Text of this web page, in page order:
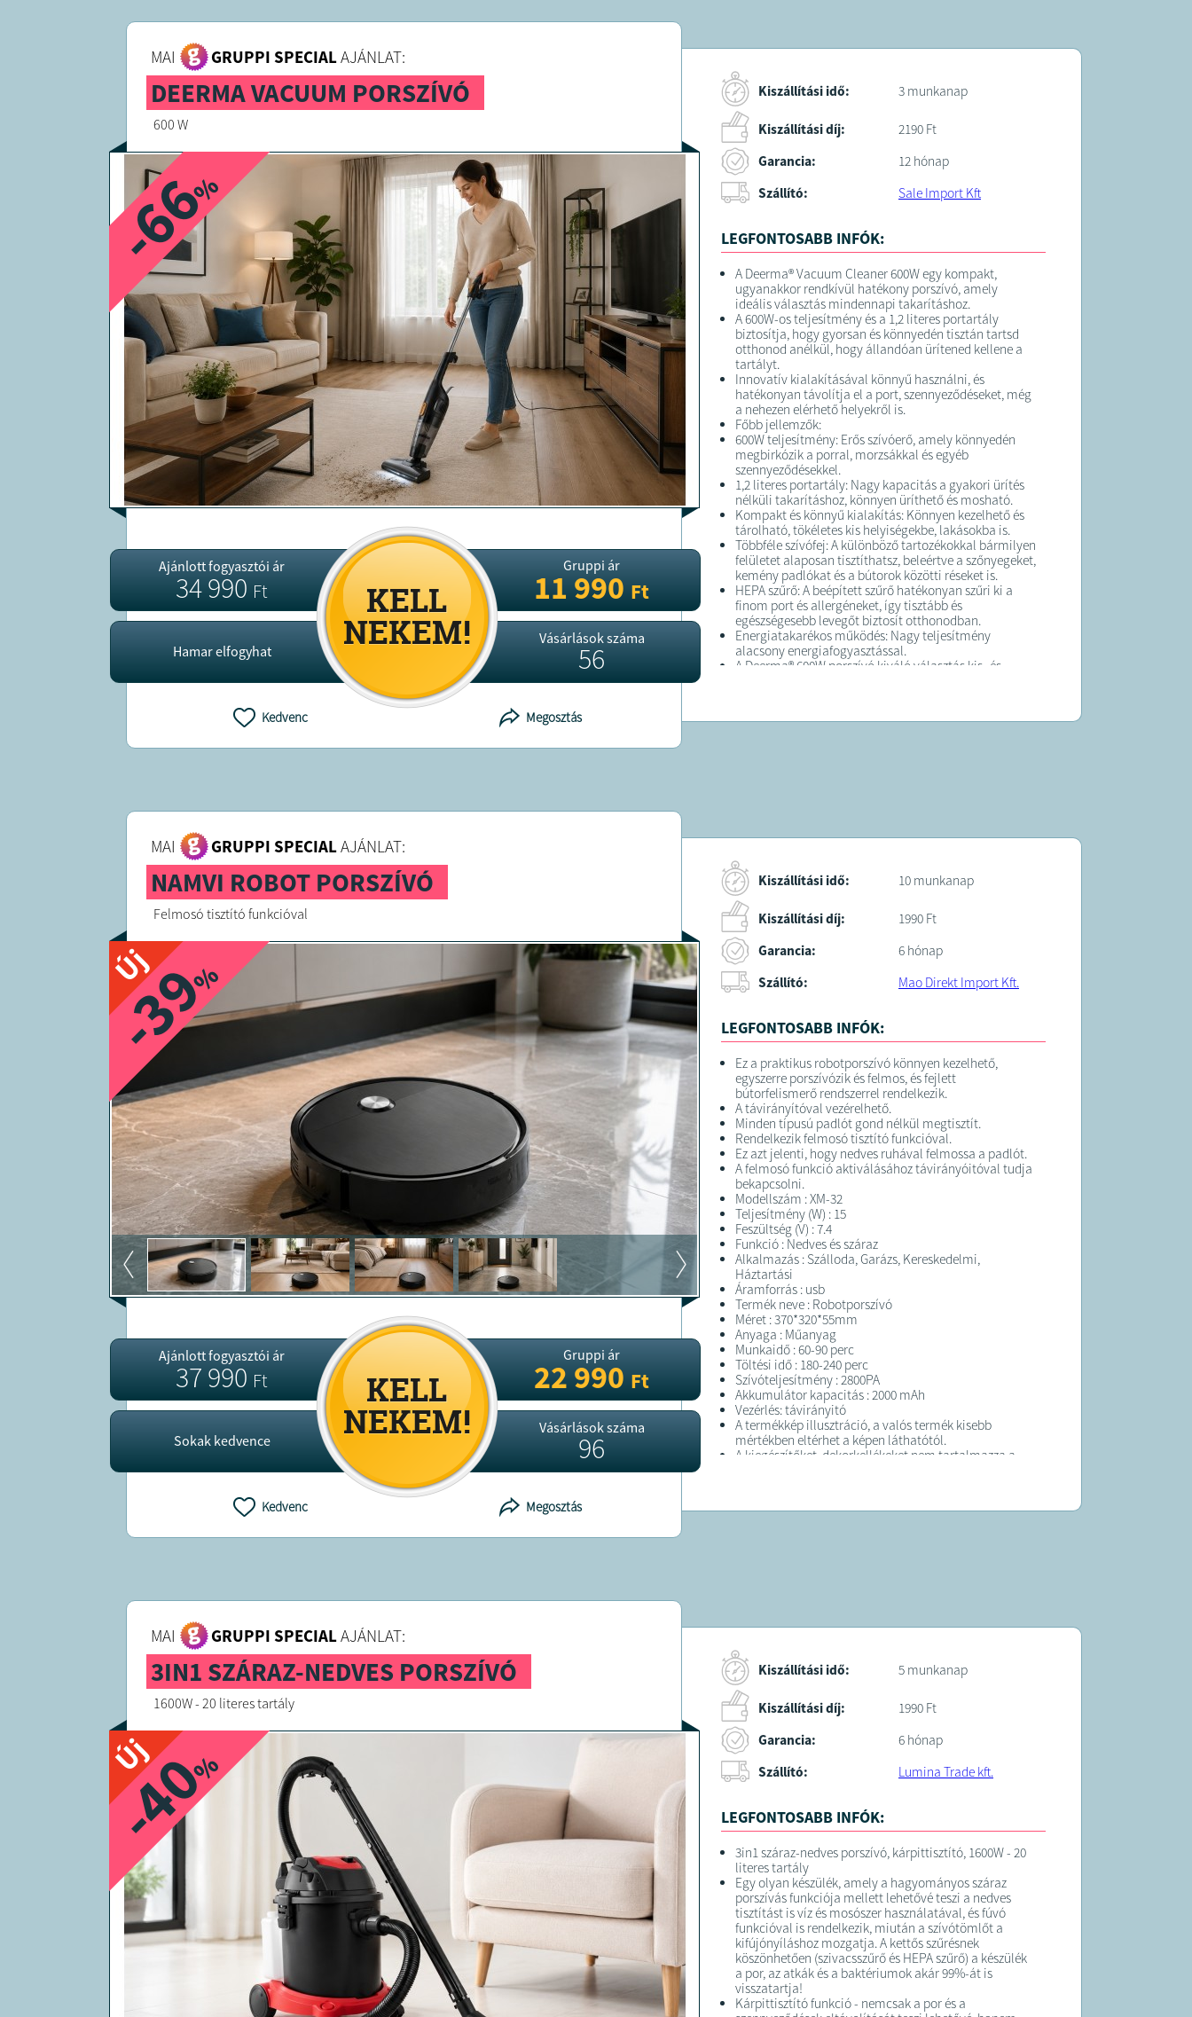
MAI GRUPPI SPECIALAJÁNLAT:
DEERMA VACUUM PORSZÍVÓ
600 W
-66
%
Ajánlott fogyasztói ár
34 990Ft
Hamar elfogyhat
Gruppi ár
11 990Ft
Vásárlások száma
56
Kedvenc Megosztás
Kiszállítási idő: 3 munkanap
Kiszállítási díj:
2190 Ft
Garancia:
12 hónap
Szállító:
Sale Import Kft
LEGFONTOSABB INFÓK:
A Deerma® Vacuum Cleaner 600W egy kompakt,
ugyanakkor rendkívül hatékony porszívó, amely
ideális választás mindennapi takarításhoz.
A 600W-os teljesítmény és a 1,2 literes portartály
biztosítja, hogy gyorsan és könnyedén tisztán tartsd
otthonod anélkül, hogy állandóan ürítened kellene a
tartályt.
Innovatív kialakításával könnyű használni, és
hatékonyan távolítja el a port, szennyeződéseket, még
a nehezen elérhető helyekről is.
Főbb jellemzők:
600W teljesítmény: Erős szívóerő, amely könnyedén
megbirkózik a porral, morzsákkal és egyéb
szennyeződésekkel.
1,2 literes portartály: Nagy kapacitás a gyakori ürítés
nélküli takarításhoz, könnyen üríthető és mosható.
Kompakt és könnyű kialakítás: Könnyen kezelhető és
tárolható, tökéletes kis helyiségekbe, lakásokba is.
Többféle szívófej: A különböző tartozékokkal bármilyen
felületet alaposan tisztíthatsz, beleértve a szőnyegeket,
kemény padlókat és a bútorok közötti réseket is.
HEPA szűrő: A beépített szűrő hatékonyan szűri ki a
finom port és allergéneket, így tisztább és
egészségesebb levegőt biztosít otthonodban.
Energiatakarékos működés: Nagy teljesítmény
alacsony energiafogyasztással.
A Deerma® 600W porszívó kiváló választás kis- és
A kompakt méret nem megy a teljesítmény rovására,
A terméket átlagosan 3 munkanapon belül kiszállítjuk!
A terméket forgalmazza a Sale Import Kft. Cím: 1089
Bp. Könyves Kálmán krt 76.
MAI GRUPPI SPECIALAJÁNLAT:
NAMVI ROBOT PORSZÍVÓ
Felmosó tisztító funkcióval
Új
-39
%
Ajánlott fogyasztói ár
37 990Ft
Sokak kedvence
Gruppi ár
22 990Ft
Vásárlások száma
96
Kedvenc Megosztás
Kiszállítási idő: 10 munkanap
Kiszállítási díj:
1990 Ft
Garancia:
6 hónap
Szállító:
Mao Direkt Import Kft.
LEGFONTOSABB INFÓK:
Ez a praktikus robotporszívó könnyen kezelhető,
egyszerre porszívózik és felmos, és fejlett
bútorfelismerő rendszerrel rendelkezik.
A távirányítóval vezérelhető.
Minden típusú padlót gond nélkül megtisztít.
Rendelkezik felmosó tisztító funkcióval.
Ez azt jelenti, hogy nedves ruhával felmossa a padlót.
A felmosó funkció aktiválásához távirányóitóval tudja
bekapcsolni.
Modellszám : XM-32
Teljesítmény (W) : 15
Feszültség (V) : 7.4
Funkció : Nedves és száraz
Alkalmazás : Szálloda, Garázs, Kereskedelmi,
Háztartási
Áramforrás : usb
Termék neve : Robotporszívó
Méret : 370*320*55mm
Anyaga : Műanyag
Munkaidő : 60-90 perc
Töltési idő : 180-240 perc
Szívóteljesítmény : 2800PA
Akkumulátor kapacitás : 2000 mAh
Vezérlés: távirányitó
A termékkép illusztráció, a valós termék kisebb
mértékben eltérhet a képen láthatótól.
A kiegészítőket, dekorkellékeket nem tartalmazza a
MAI GRUPPI SPECIALAJÁNLAT:
3IN1 SZÁRAZ-NEDVES PORSZÍVÓ
1600W - 20 literes tartály
Új
-40
%
Kiszállítási idő: 5 munkanap
Kiszállítási díj:
1990 Ft
Garancia:
6 hónap
Szállító:
Lumina Trade kft.
LEGFONTOSABB INFÓK:
3in1 száraz-nedves porszívó, kárpittisztító, 1600W - 20
literes tartály
Egy olyan készülék, amely a hagyományos száraz
porszívás funkciója mellett lehetővé teszi a nedves
tisztítást is víz és mosószer használatával, és fúvó
funkcióval is rendelkezik, miután a szívótömlőt a
kifújónyíláshoz mozgatja. A kettős szűrésnek
köszönhetően (szivacsszűrő és HEPA szűrő) a készülék
a por, az atkák és a baktériumok akár 99%-át is
visszatartja!
Kárpittisztító funkció - nemcsak a por és a